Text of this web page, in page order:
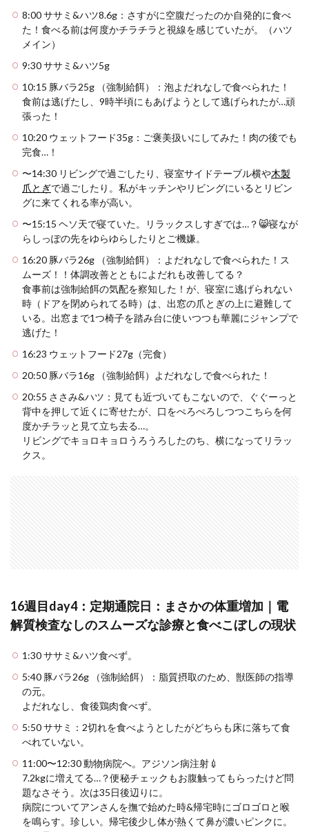
8:00 ササミ&ハツ8.6g：さすがに空腹だったのか自発的に食べ
た！食べる前は何度かチラチラと視線を感じていたが。（ハツ
メイン）
9:30 ササミ&ハツ5g
10:15 豚バラ25g （強制給餌）：泡よだれなしで食べられた！
食前は逃げたし、9時半頃にもあげようとして逃げられたが…頑
張った！
10:20 ウェットフード35g：ご褒美扱いにしてみた！肉の後でも
完食…！
〜14:30 リビングで過ごしたり、寝室サイドテーブル横や木製
爪とぎで過ごしたり。私がキッチンやリビングにいるとリビン
グに来てくれる率が高い。
〜15:15 ヘソ天で寝ていた。リラックスしすぎでは…？😸寝なが
らしっぽの先をゆらゆらしたりとご機嫌。
16:20 豚バラ26g （強制給餌）：よだれなしで食べられた！ス
ムーズ！！体調改善とともによだれも改善してる？
食事前は強制給餌の気配を察知した！が、寝室に逃げられない
時（ドアを閉められてる時）は、出窓の爪とぎの上に避難して
いる。出窓まで1つ椅子を踏み台に使いつつも華麗にジャンプで
逃げた！
16:23 ウェットフード27g（完食）
20:50 豚バラ16g （強制給餌）よだれなしで食べられた！
20:55 ささみ&ハツ：見ても近づいてもこないので、ぐぐーっと
背中を押して近くに寄せたが、口をぺろぺろしつつこちらを何
度かチラッと見て立ち去る…。
リビングでキョロキョロうろうろしたのち、横になってリラッ
クス。
16週目day4：定期通院日：まさかの体重増加｜電
解質検査なしのスムーズな診療と食べこぼしの現状
1:30 ササミ&ハツ食べず。
5:40 豚バラ26g （強制給餌）：脂質摂取のため、獣医師の指導
の元。
よだれなし、食後鶏肉食べず。
5:50 ササミ：2切れを食べようとしたがどちらも床に落ちて食
べれていない。
11:00〜12:30 動物病院へ。アジソン病注射💉
7.2kgに増えてる…？便秘チェックもお腹触ってもらったけど問
題なさそう。次は35日後辺りに。
病院についてアンさんを撫で始めた時&帰宅時にゴロゴロと喉
を鳴らす。珍しい。帰宅後少し体が熱くて鼻が濃いピンクに。